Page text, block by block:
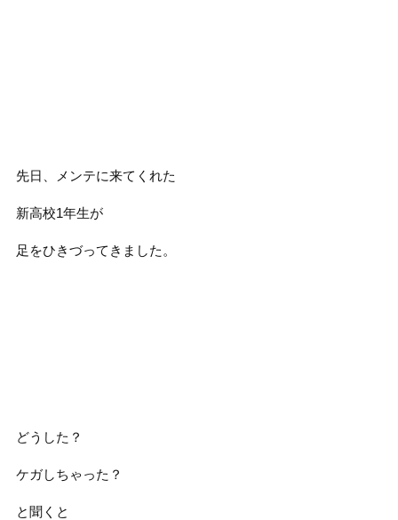
先日、メンテに来てくれた
新高校1年生が
足をひきづってきました。
どうした？
ケガしちゃった？
と聞くと